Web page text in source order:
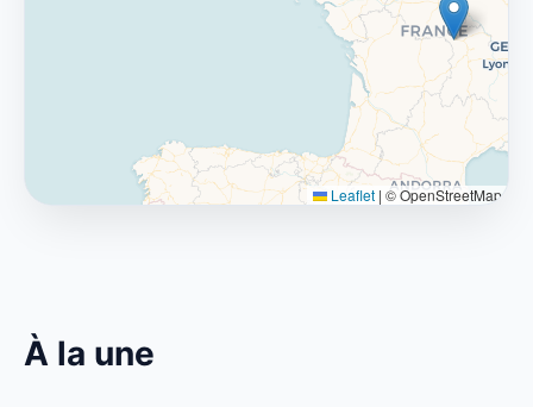
Leaflet | © OpenStreetMap
À la une